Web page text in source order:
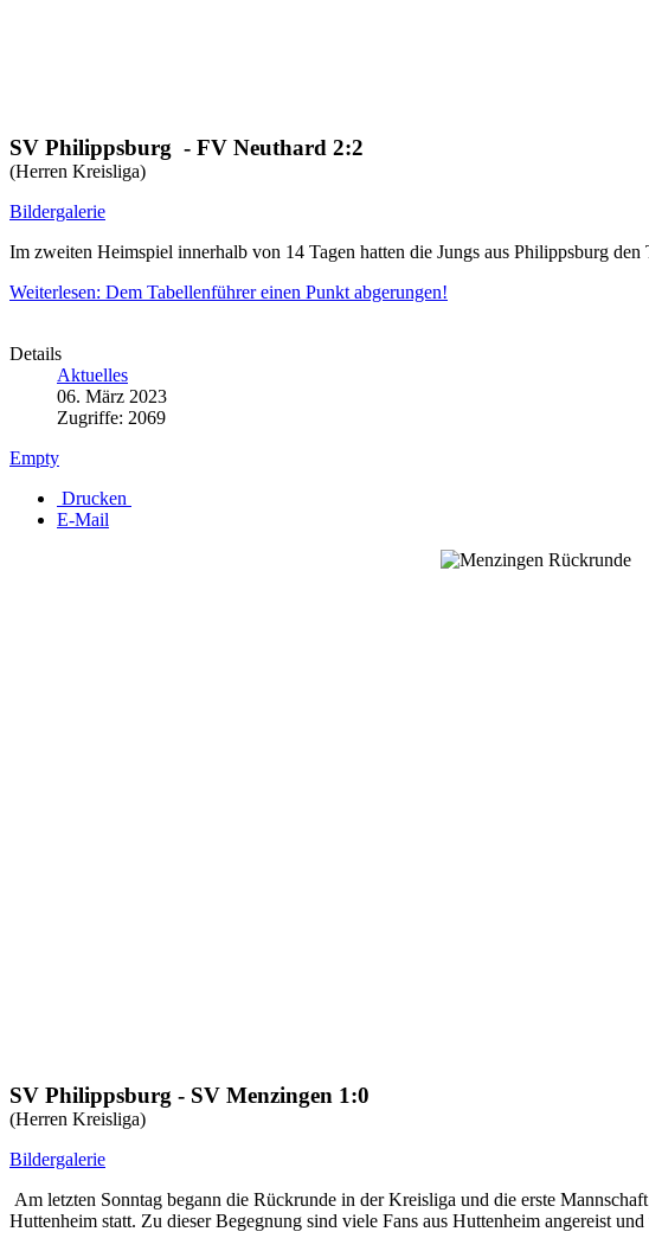
SV Philippsburg - FV Neuthard 2:2
(Herren Kreisliga)
Bildergalerie
Im zweiten Heimspiel innerhalb von 14 Tagen hatten die Jungs aus Philippsburg den
Weiterlesen: Dem Tabellenführer einen Punkt abgerungen!
Details
Aktuelles
06. März 2023
Zugriffe: 2069
Empty
Drucken
E-Mail
SV Philippsburg - SV Menzingen 1:0
(Herren Kreisliga)
Bildergalerie
Am letzten Sonntag begann die Rückrunde in der Kreisliga und die erste
Huttenheim statt. Zu dieser Begegnung sind viele Fans aus Huttenheim angereist